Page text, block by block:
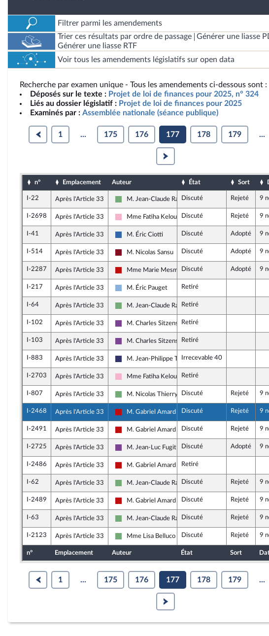
Filtrer parmi les amendements
Trier ces résultats par ordre de passage
Générer une liasse
Générer une liasse RTF
Voir tous les amendements législatifs sur open data
Recherche par examen unique - Tous les amendements ci-dessous sont :
Déposés sur le texte : Projet de loi de finances pour 2025, n° 324
Liés au dossier législatif : Projet de loi de finances pour 2025
Examinés par : Assemblée nationale (séance publique)
1 ... 175 176 177 178 179 ...
n° Emplacement Auteur État Sort
I-22 Après l'Article 33
Écologiste et Social
M. Jean-Claude RauxDiscuté Rejeté 9
I-2698 Après l'Article 33
Socialistes et apparentés
Mme Fatiha Keloua Hachi
Discuté Rejeté 9
I-41 Après l'Article 33
UDR
M. Éric Ciotti Discuté Adopté 9
I-514 Après l'Article 33
Gauche Démocrate et Républicaine
M. Nicolas Sansu Discuté Adopté 9
I-2287 Après l'Article 33
La France insoumise - Nouveau Front Populaire
Mme Marie MesmeurDiscuté Adopté 9
I-217 Après l'Article 33
Droite Républicaine
M. Éric Pauget Retiré
I-64 Après l'Article 33
Écologiste et Social
M. Jean-Claude RauxRetiré
I-102 Après l'Article 33
Ensemble pour la République
M. Charles SitzenstuhlRetiré
I-103 Après l'Article 33
Ensemble pour la République
M. Charles SitzenstuhlRetiré
I-883 Après l'Article 33
Rassemblement National
M. Jean-Philippe TanguyIrrecevable 40
I-2703 Après l'Article 33
Socialistes et apparentés
Mme Fatiha Keloua Hachi
Retiré
I-807 Après l'Article 33
Écologiste et Social
M. Nicolas Thierry Discuté Rejeté 9
I-2468 Après l'Article 33
La France insoumise - Nouveau Front Populaire
M. Gabriel Amard Discuté Rejeté 9
I-2491 Après l'Article 33
La France insoumise - Nouveau Front Populaire
M. Gabriel Amard Discuté Rejeté 9
I-2725 Après l'Article 33
Ensemble pour la République
M. Jean-Luc Fugit Discuté Adopté 9
I-2486 Après l'Article 33
La France insoumise - Nouveau Front Populaire
M. Gabriel Amard Retiré
I-62 Après l'Article 33
Écologiste et Social
M. Jean-Claude RauxDiscuté Rejeté 9
I-2489 Après l'Article 33
La France insoumise - Nouveau Front Populaire
M. Gabriel Amard Discuté Rejeté 9
I-63 Après l'Article 33
Écologiste et Social
M. Jean-Claude RauxDiscuté Rejeté 9
I-2123 Après l'Article 33
Écologiste et Social
Mme Lisa Belluco Discuté Rejeté 9
n° Emplacement Auteur État Sort
1 ... 175 176 177 178 179 ...